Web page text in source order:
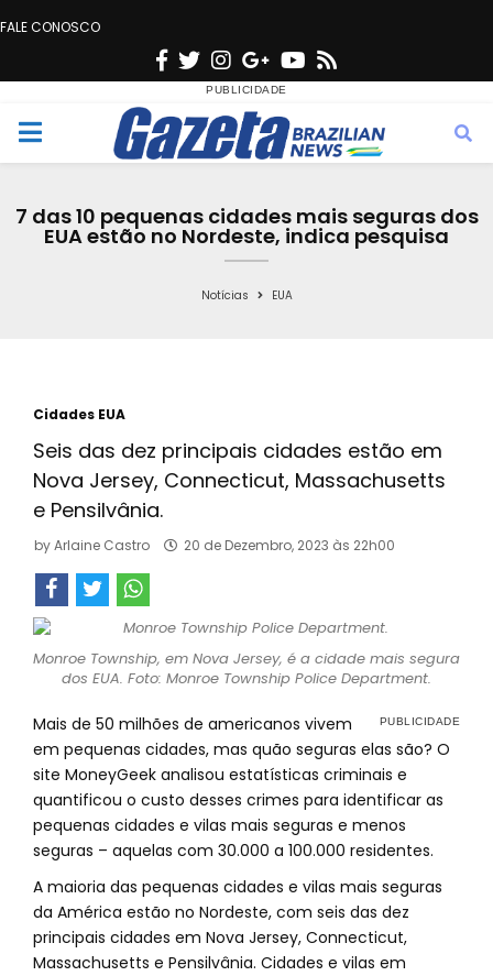
FALE CONOSCO
F
c
e
o
T
w
i
t
e
n
s
t
g
r
a
G
o
o
g
e
Y
u
t
b
s
M
7 das 10 pequenas cidades mais seguras dos
EUA estão no Nordeste, indica pesquisa
Notícias EUA
Cidades EUA
Seis das dez principais cidades estão em
Nova Jersey, Connecticut, Massachusetts
e Pensilvânia.
byArlaine Castro 20 de Dezembro, 2023 às 22h00
Monroe Township, em Nova Jersey, é a cidade mais segura
dos EUA. Foto: Monroe Township Police Department.
Mais de 50 milhões de americanos vivem
em pequenas cidades, mas quão seguras elas são? O
site MoneyGeek analisou estatísticas criminais e
quantificou o custo desses crimes para identificar as
pequenas cidades e vilas mais seguras e menos
seguras – aquelas com 30.000 a 100.000 residentes.
A maioria das pequenas cidades e vilas mais seguras
da América estão no Nordeste, com seis das dez
principais cidades em Nova Jersey, Connecticut,
Massachusetts e Pensilvânia. Cidades e vilas em